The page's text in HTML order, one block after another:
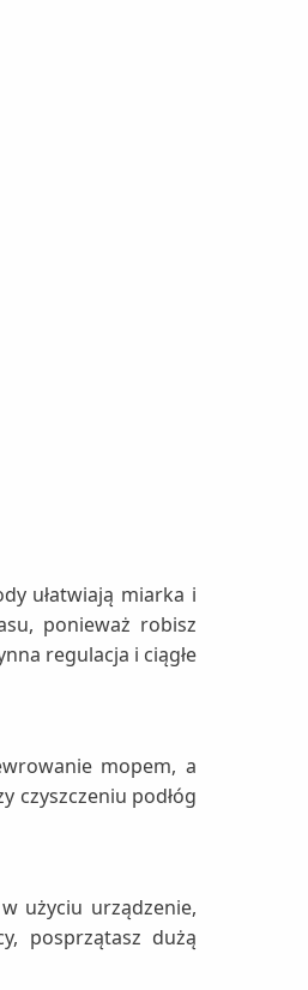
ułatwiają miarka i
ponieważ robisz
regulacja i ciągłe
mopem, a
czyszczeniu podłóg
użyciu urządzenie,
posprzątasz dużą